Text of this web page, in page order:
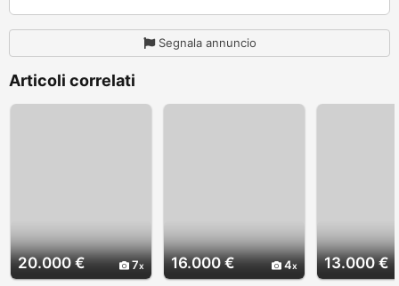
Segnala annuncio
Articoli correlati
20.000 € 7 16.000 € 4 13.000 €